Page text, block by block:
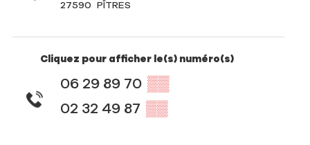
27590
PÎTRES
Cliquez pour afficher le(s) numéro(s)
06 29 89 70 ▒▒
02 32 49 87 ▒▒